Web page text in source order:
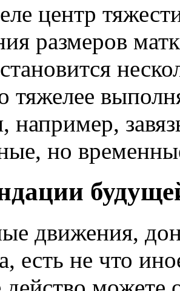
центр
размеров
тяжелее
например,
но
движения,
есть не что